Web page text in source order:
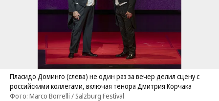
Пласидо Доминго (слева) не один раз за вечер делил сцену с
российскими коллегами, включая тенора Дмитрия Корчака
Фото: Marco Borrelli / Salzburg Festival